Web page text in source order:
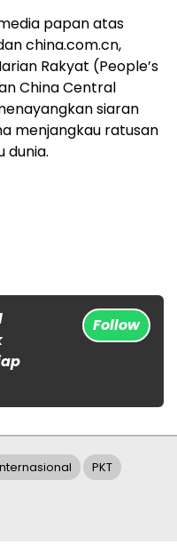
papan atas
china.com.cn,
Rakyat (People’s
China Central
siaran
menjangkau ratusan
dunia.
Follow
PKT